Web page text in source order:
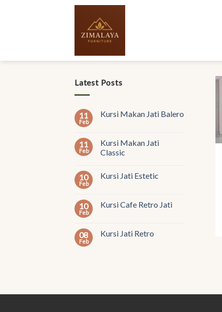
Latest Posts
11
Feb
Kursi Makan Jati Balero
11
Feb
Kursi Makan Jati
Classic
10
Feb
Kursi Jati Estetic
10
Feb
Kursi Cafe Retro Jati
08
Feb
Kursi Jati Retro